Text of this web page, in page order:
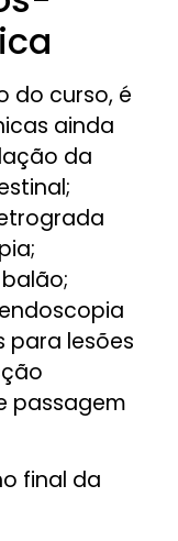
do curso, é
ainda
da
para lesões
passagem
final da